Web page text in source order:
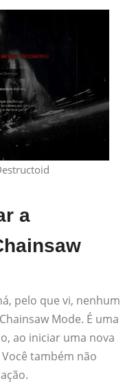
a
pelo que vi, nenhum
Mode. É uma
ao iniciar uma nova
também não